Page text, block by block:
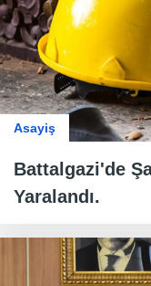
Asayiş
Battalgazi'de
Yaralandı.